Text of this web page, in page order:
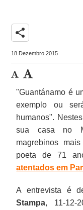
share
18 Dezembro 2015
"Guantánamo é
exemplo ou
humanos".
sua casa no
magrebinos
poeta de 71
atentados em
A entrevista é
Stampa, 11-12-